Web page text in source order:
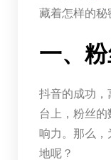
藏着怎样的秘
一、
抖音的成功，
台上，粉丝
响力。那么，
地呢？